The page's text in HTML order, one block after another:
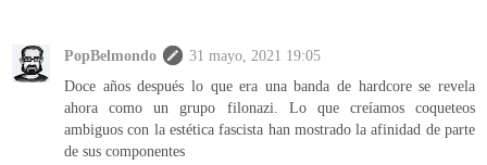
PopBelmondo
31 mayo, 2021 19:05
Doce años después lo que era una banda de hardcore se revela
ahora como un grupo filonazi. Lo que creíamos coqueteos
ambiguos con la estética fascista han mostrado la afinidad de parte
de sus componentes